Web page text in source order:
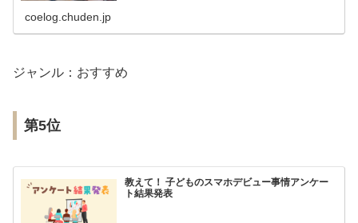
coelog.chuden.jp
ジャンル：おすすめ
第5位
教えて！ 子どものスマホデビュー事情アンケー
ト結果発表